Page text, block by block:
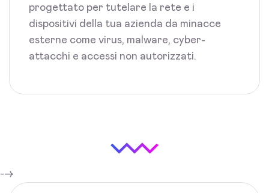
progettato per tutelare la rete e i
dispositivi della tua azienda da minacce
esterne come virus, malware, cyber-
attacchi e accessi non autorizzati.
-->